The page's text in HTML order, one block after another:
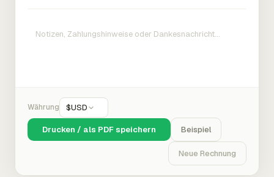
Währung $USD
Drucken / als PDF speichern Beispiel
Neue Rechnung